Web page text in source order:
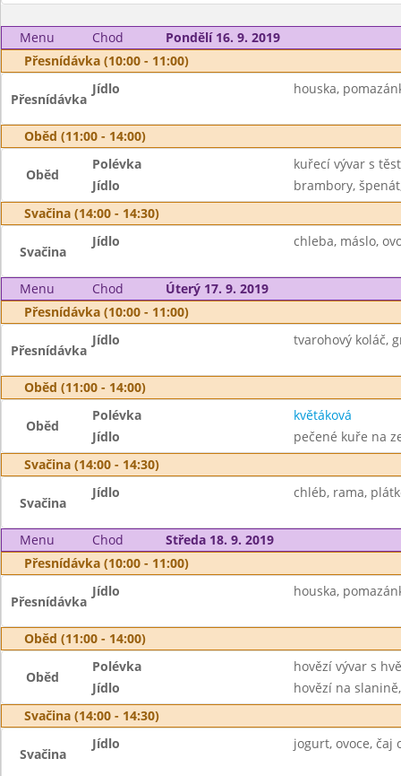
Menu Chod
Pondělí 16. 9. 2019
Přesnídávka (10:00 - 11:00)
Přesnídávka
Jídlo houska,
Oběd (11:00 - 14:00)
Oběd
Polévka
kuřecí vývar s
Jídlo
brambory,
Svačina (14:00 - 14:30)
Svačina
Jídlo chleba, máslo,
Menu Chod
Úterý 17. 9. 2019
Přesnídávka (10:00 - 11:00)
Přesnídávka
Jídlo tvarohový koláč,
Oběd (11:00 - 14:00)
Oběd
Polévka
květáková
Jídlo
pečené kuře na
Svačina (14:00 - 14:30)
Svačina
Jídlo chléb, rama,
Menu Chod
Středa 18. 9. 2019
Přesnídávka (10:00 - 11:00)
Přesnídávka
Jídlo houska,
Oběd (11:00 - 14:00)
Oběd
Polévka
hovězí vývar s
Jídlo
hovězí na
Svačina (14:00 - 14:30)
Svačina
Jídlo jogurt, ovoce, čaj